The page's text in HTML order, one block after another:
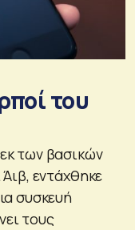
του
των βασικών
εντάχθηκε
συσκευή
τους